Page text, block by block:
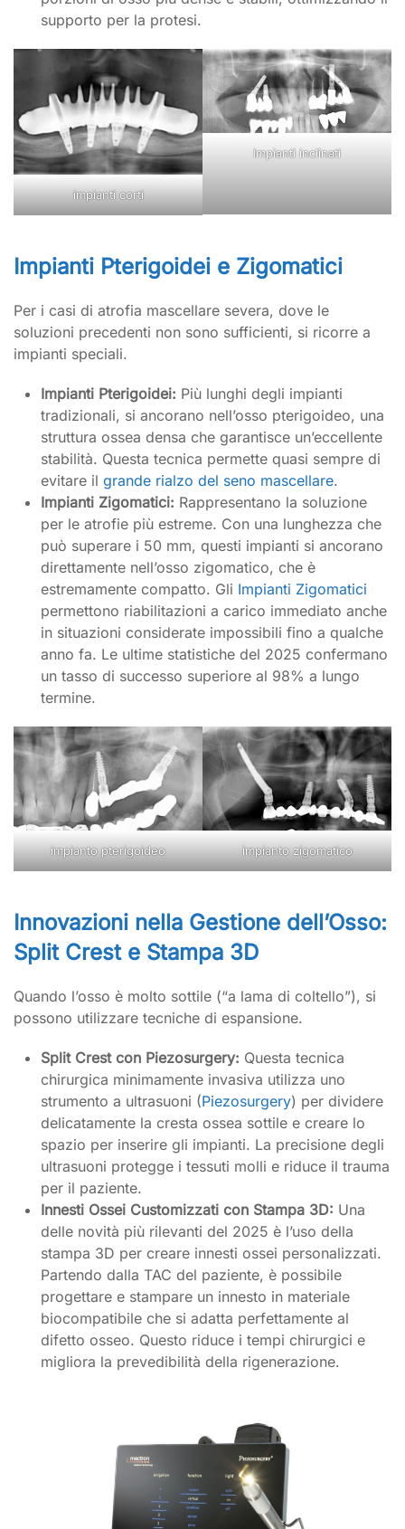
supporto per la protesi.
impianti corti
Impianti inclinati
Impianti Pterigoidei e Zigomatici
Per i casi di atrofia mascellare severa, dove le
soluzioni precedenti non sono sufficienti, si ricorre a
impianti speciali.
Impianti Pterigoidei: Più lunghi degli impianti
tradizionali, si ancorano nell’osso pterigoideo, una
struttura ossea densa che garantisce un’eccellente
stabilità. Questa tecnica permette quasi sempre di
evitare il grande rialzo del seno mascellare.
Impianti Zigomatici: Rappresentano la soluzione
per le atrofie più estreme. Con una lunghezza che
può superare i 50 mm, questi impianti si ancorano
direttamente nell’osso zigomatico, che è
estremamente compatto. Gli Impianti Zigomatici
permettono riabilitazioni a carico immediato anche
in situazioni considerate impossibili fino a qualche
anno fa. Le ultime statistiche del 2025 confermano
un tasso di successo superiore al 98% a lungo
termine.
impianto pterigoideo impianto zigomatico
Innovazioni nella Gestione dell’Osso:
Split Crest e Stampa 3D
Quando l’osso è molto sottile (“a lama di coltello”), si
possono utilizzare tecniche di espansione.
Split Crest con Piezosurgery: Questa tecnica
chirurgica minimamente invasiva utilizza uno
strumento a ultrasuoni (Piezosurgery) per dividere
delicatamente la cresta ossea sottile e creare lo
spazio per inserire gli impianti. La precisione degli
ultrasuoni protegge i tessuti molli e riduce il trauma
per il paziente.
Innesti Ossei Customizzati con Stampa 3D: Una
delle novità più rilevanti del 2025 è l’uso della
stampa 3D per creare innesti ossei personalizzati.
Partendo dalla TAC del paziente, è possibile
progettare e stampare un innesto in materiale
biocompatibile che si adatta perfettamente al
difetto osseo. Questo riduce i tempi chirurgici e
migliora la prevedibilità della rigenerazione.